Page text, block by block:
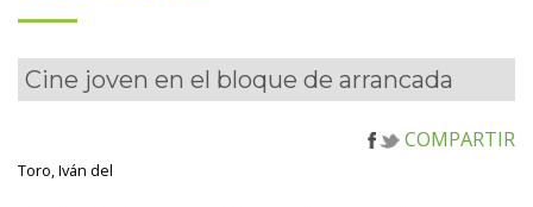
Cine joven en el bloque de arrancada
COMPARTIR
Toro, Iván del